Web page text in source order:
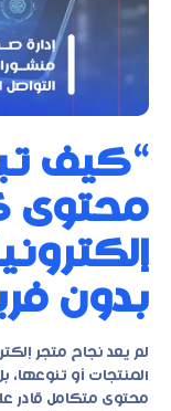
“كيف
محتوى
بدون
المنتجات أو
محتوى متكامل قادر